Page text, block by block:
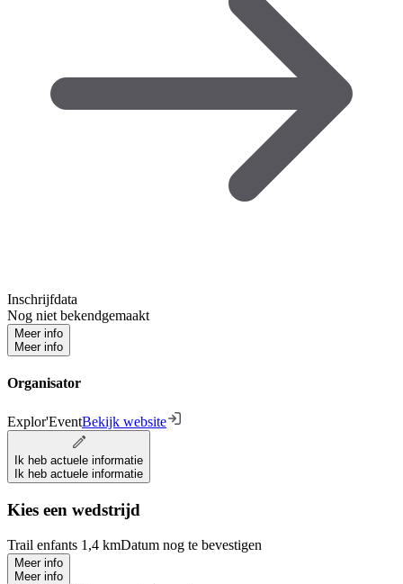
Inschrijfdata
Nog niet bekendgemaakt
Meer info
Meer info
Organisator
Explor'EventBekijk website
Ik heb actuele informatie
Ik heb actuele informatie
Kies een wedstrijd
Trail enfants 1,4 kmDatum nog te bevestigen
Meer info
Meer info